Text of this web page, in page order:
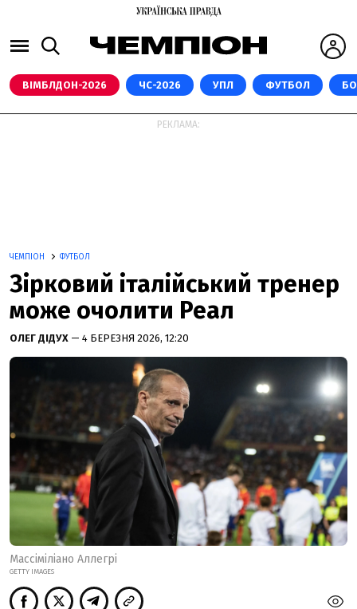
ВІМБЛДОН-2026 ЧС-2026 УПЛ ФУТБОЛ
РЕКЛАМА:
ЧЕМПІОН ФУТБОЛ
Зірковий італійський тренер
може очолити Реал
ОЛЕГ ДІДУХ — 4 БЕРЕЗНЯ 2026, 12:20
Массіміліано Аллегрі
GETTY IMAGES